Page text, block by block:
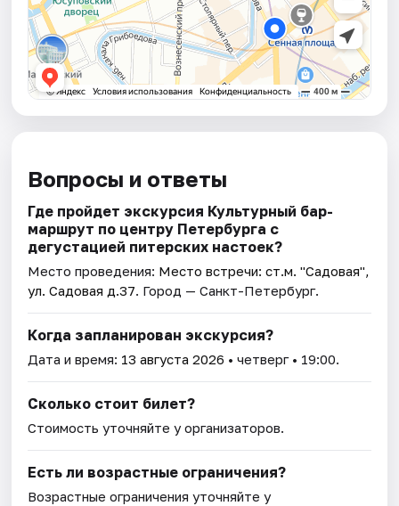
Вопросы и ответы
Где пройдет экскурсия Культурный бар-
маршрут по центру Петербурга с
дегустацией питерских настоек?
Место проведения: Место встречи: ст.м. "Садовая",
ул. Садовая д.37. Город — Санкт-Петербург.
Когда запланирован экскурсия?
Дата и время: 13 августа 2026 • четверг • 19:00.
Сколько стоит билет?
Стоимость уточняйте у организаторов.
Есть ли возрастные ограничения?
Возрастные ограничения уточняйте у